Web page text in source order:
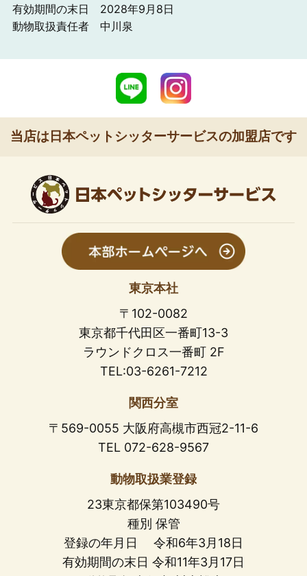
有効期間の末日 2028年9月8日
動物取扱責任者 中川泉
当店は日本ペットシッターサービスの加盟店です
東京本社
〒102-0082
東京都千代田区一番町13-3
ラウンドクロス一番町 2F
TEL:03-6261-7212
関西分室
〒569-0055 大阪府高槻市西冠2-11-6
TEL 072-628-9567
動物取扱業登録
23東京都保第103490号
種別 保管
登録の年月日 令和6年3月18日
有効期間の末日 令和11年3月17日